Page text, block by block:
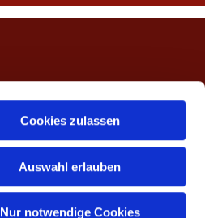
Cookies zulassen
Auswahl erlauben
Nur notwendige Cookies